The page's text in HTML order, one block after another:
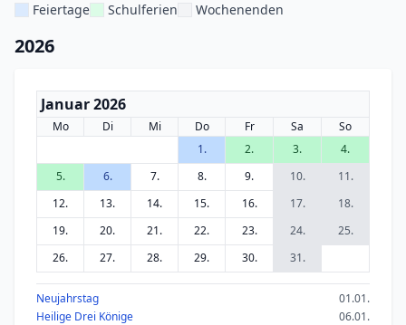
Feiertage Schulferien Wochenenden
2026
Januar 2026
Mo Di Mi Do Fr Sa
So
1.
2. 3.
4.
5.
6. 7. 8. 9. 10.
11.
12.
13. 14. 15. 16. 17.
18.
19.
20. 21. 22. 23. 24.
25.
26.
27. 28. 29. 30. 31.
Neujahrstag
01.01.
Heilige Drei Könige
06.01.